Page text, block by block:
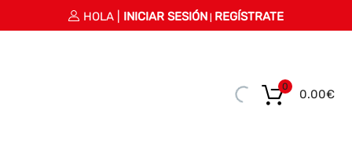
HOLA | INICIAR SESIÓN REGÍSTRATE
0.00€
0